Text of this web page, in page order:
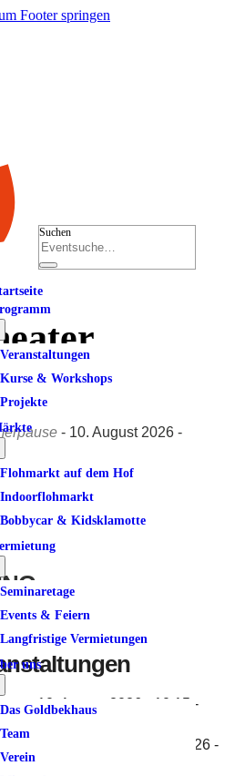
Footer springen
Suchen
Veranstaltungen
Kurse & Workshops
Projekte
Flohmarkt auf dem Hof
Indoorflohmarkt
Bobbycar & Kidsklamotte
Seminaretage
Events & Feiern
Langfristige Vermietungen
uns
Das Goldbekhaus
Team
Verein
- 10. August 2026 -
- 10. August 2026 - 10:15 -
- 11. August 2026 -